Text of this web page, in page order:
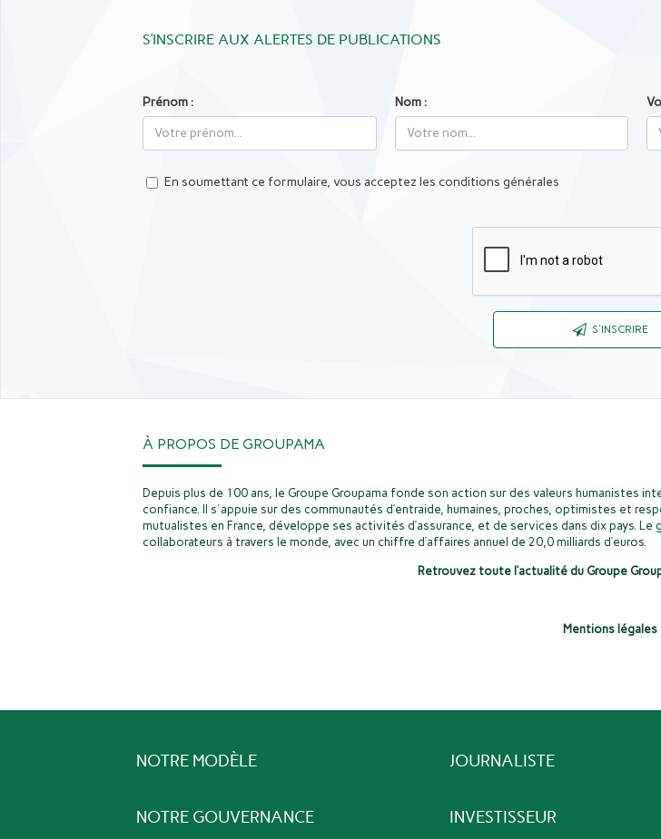
S’INSCRIRE AUX ALERTES DE PUBLICATIONS
Prénom : Nom :
En soumettant ce formulaire, vous acceptez les conditions générales
S'INSCRIRE
À PROPOS DE GROUPAMA
Depuis plus de 100 ans, le Groupe Groupama fonde son action sur des valeurs humanistes
confiance. Il s'appuie sur des communautés d’entraide, humaines, proches, optimistes et
mutualistes en France, développe ses activités d’assurance, et de services dans dix pays.
collaborateurs à travers le monde, avec un chiffre d’affaires annuel de 20,0 milliards d’euros.
Retrouvez toute l’actualité du Groupe
Mentions légales
NOTRE MODÈLE
NOTRE GOUVERNANCE
JOURNALISTE
INVESTISSEUR